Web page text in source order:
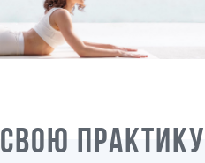
СВОЮ ПРАКТИКУ